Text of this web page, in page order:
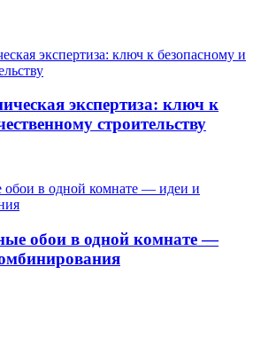
экспертиза: ключ к
строительству
обои в одной комнате —